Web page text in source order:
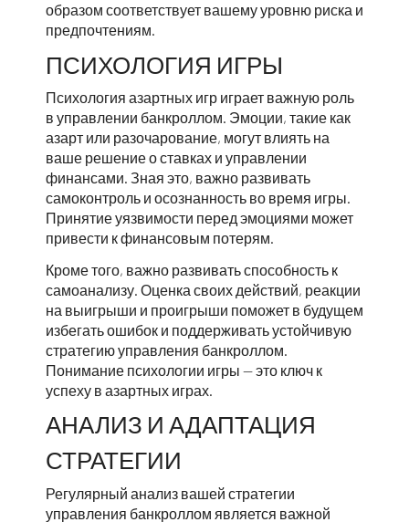
образом соответствует вашему уровню риска и
предпочтениям.
ПСИХОЛОГИЯ ИГРЫ
Психология азартных игр играет важную роль
в управлении банкроллом. Эмоции, такие как
азарт или разочарование, могут влиять на
ваше решение о ставках и управлении
финансами. Зная это, важно развивать
самоконтроль и осознанность во время игры.
Принятие уязвимости перед эмоциями может
привести к финансовым потерям.
Кроме того, важно развивать способность к
самоанализу. Оценка своих действий, реакции
на выигрыши и проигрыши поможет в будущем
избегать ошибок и поддерживать устойчивую
стратегию управления банкроллом.
Понимание психологии игры — это ключ к
успеху в азартных играх.
АНАЛИЗ И АДАПТАЦИЯ
СТРАТЕГИИ
Регулярный анализ вашей стратегии
управления банкроллом является важной